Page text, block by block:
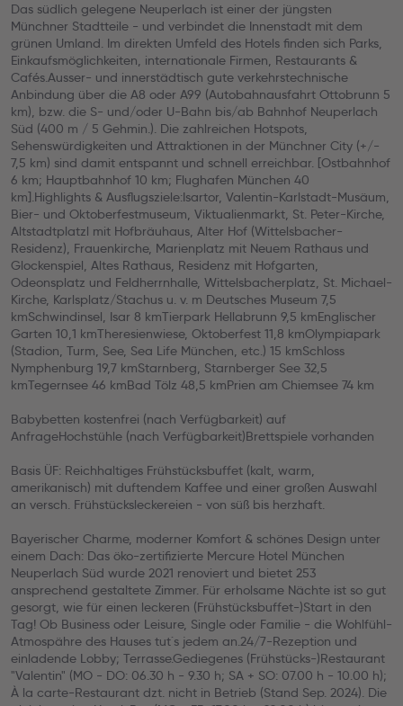
Das südlich gelegene Neuperlach ist einer der jüngsten
Münchner Stadtteile - und verbindet die Innenstadt mit dem
grünen Umland. Im direkten Umfeld des Hotels finden sich Parks,
Einkaufsmöglichkeiten, internationale Firmen, Restaurants &
Cafés.Ausser- und innerstädtisch gute verkehrstechnische
Anbindung über die A8 oder A99 (Autobahnausfahrt Ottobrunn 5
km), bzw. die S- und/oder U-Bahn bis/ab Bahnhof Neuperlach
Süd (400 m / 5 Gehmin.). Die zahlreichen Hotspots,
Sehenswürdigkeiten und Attraktionen in der Münchner City (+/-
7,5 km) sind damit entspannt und schnell erreichbar. [Ostbahnhof
6 km; Hauptbahnhof 10 km; Flughafen München 40
km].Highlights & Ausflugsziele:Isartor, Valentin-Karlstadt-Musäum,
Bier- und Oktoberfestmuseum, Viktualienmarkt, St. Peter-Kirche,
Altstadtplatzl mit Hofbräuhaus, Alter Hof (Wittelsbacher-
Residenz), Frauenkirche, Marienplatz mit Neuem Rathaus und
Glockenspiel, Altes Rathaus, Residenz mit Hofgarten,
Odeonsplatz und Feldherrnhalle, Wittelsbacherplatz, St. Michael-
Kirche, Karlsplatz/Stachus u. v. m Deutsches Museum 7,5
kmSchwindinsel, Isar 8 kmTierpark Hellabrunn 9,5 kmEnglischer
Garten 10,1 kmTheresienwiese, Oktoberfest 11,8 kmOlympiapark
(Stadion, Turm, See, Sea Life München, etc.) 15 kmSchloss
Nymphenburg 19,7 kmStarnberg, Starnberger See 32,5
kmTegernsee 46 kmBad Tölz 48,5 kmPrien am Chiemsee 74 km
Babybetten kostenfrei (nach Verfügbarkeit) auf
AnfrageHochstühle (nach Verfügbarkeit)Brettspiele vorhanden
Basis ÜF: Reichhaltiges Frühstücksbuffet (kalt, warm,
amerikanisch) mit duftendem Kaffee und einer großen Auswahl
an versch. Frühstücksleckereien - von süß bis herzhaft.
Bayerischer Charme, moderner Komfort & schönes Design unter
einem Dach: Das öko-zertifizierte Mercure Hotel München
Neuperlach Süd wurde 2021 renoviert und bietet 253
ansprechend gestaltete Zimmer. Für erholsame Nächte ist so gut
gesorgt, wie für einen leckeren (Frühstücksbuffet-)Start in den
Tag! Ob Business oder Leisure, Single oder Familie - die Wohlfühl-
Atmospähre des Hauses tut´s jedem an.24/7-Rezeption und
einladende Lobby; Terrasse.Gediegenes (Frühstücks-)Restaurant
"Valentin" (MO - DO: 06.30 h - 9.30 h; SA + SO: 07.00 h - 10.00 h);
À la carte-Restaurant dzt. nicht in Betrieb (Stand Sep. 2024). Die